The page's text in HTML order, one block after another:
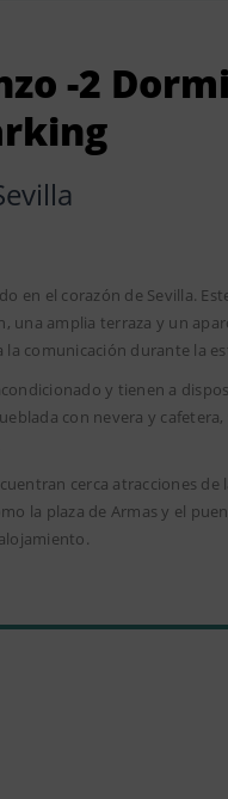
-2
en el corazón de Sevilla.
una amplia terraza y un
comunicación durante la
y tienen a
con nevera y
cerca atracciones de
la plaza de Armas y el